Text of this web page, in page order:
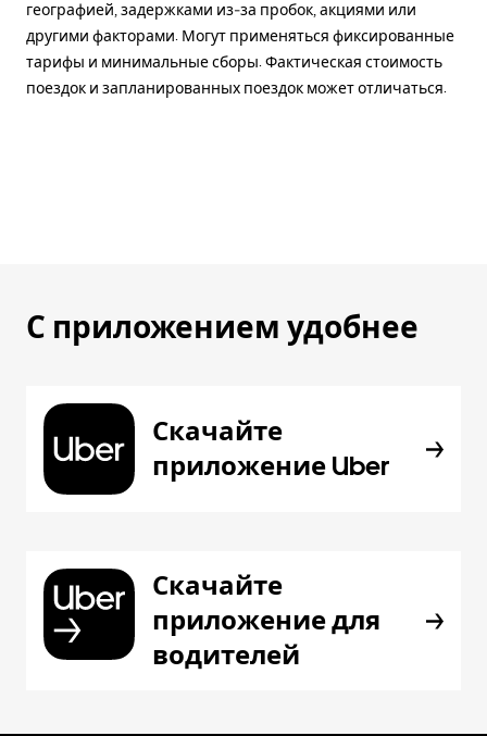
географией, задержками из-за пробок, акциями или
другими факторами. Могут применяться фиксированные
тарифы и минимальные сборы. Фактическая стоимость
поездок и запланированных поездок может отличаться.
С приложением удобнее
Скачайте
приложение Uber
Скачайте
приложение для
водителей